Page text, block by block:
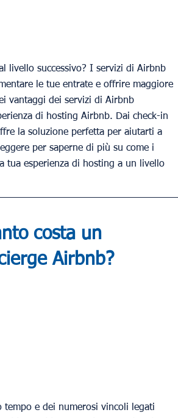
livello successivo? I servizi di Airbnb
le tue entrate e offrire maggiore
vantaggi dei servizi di Airbnb
di hosting Airbnb. Dai check-in
la soluzione perfetta per aiutarti a
per saperne di più su come i
tua esperienza di hosting a un livello
costa un
Airbnb?
e dei numerosi vincoli legati